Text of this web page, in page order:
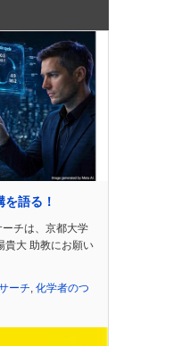
語る！
チは、京都大学
貴大 助教にお願い
ーチ 化学者のつ